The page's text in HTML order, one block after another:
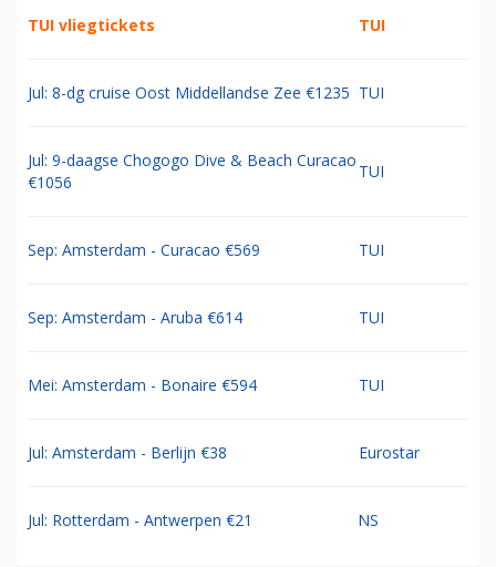
TUI vliegtickets TUI
Jul: 8-dg cruise Oost Middellandse Zee €1235 TUI
Jul: 9-daagse Chogogo Dive & Beach Curacao
€1056
TUI
Sep: Amsterdam - Curacao €569 TUI
Sep: Amsterdam - Aruba €614 TUI
Mei: Amsterdam - Bonaire €594 TUI
Jul: Amsterdam - Berlijn €38 Eurostar
Jul: Rotterdam - Antwerpen €21 NS